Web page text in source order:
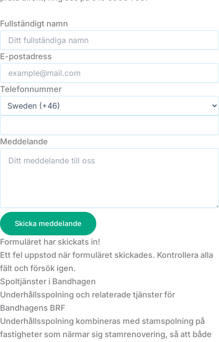
Fullständigt namn
E-postadress
Telefonnummer
Meddelande
Skicka meddelande
Formuläret har skickats in!
Ett fel uppstod när formuläret skickades. Kontrollera alla
fält och försök igen.
Spoltjänster i Bandhagen
Underhållsspolning och relaterade tjänster för
Bandhagens BRF
Underhållsspolning kombineras med stamspolning på
fastigheter som närmar sig stamrenovering, så att både